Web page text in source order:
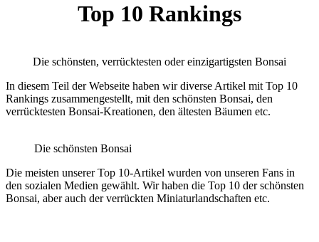
Top 10 Rankings
Die schönsten, verrücktesten oder einzigartigsten Bonsai
In diesem Teil der Webseite haben wir diverse Artikel mit Top 10
Rankings zusammengestellt, mit den schönsten Bonsai, den
verrücktesten Bonsai-Kreationen, den ältesten Bäumen etc.
Die schönsten Bonsai
Die meisten unserer Top 10-Artikel wurden von unseren Fans in
den sozialen Medien gewählt. Wir haben die Top 10 der schönsten
Bonsai, aber auch der verrückten Miniaturlandschaften etc.